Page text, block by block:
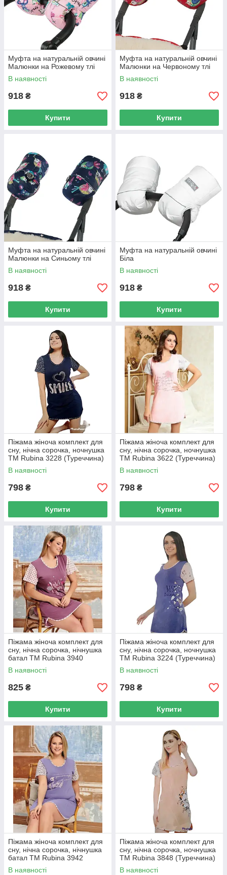
Муфта на натуральній овчині
Малюнки на Рожевому тлі
В наявності
918 ₴
Купити
Муфта на натуральній овчині
Малюнки на Червоному тлі
В наявності
918 ₴
Купити
Муфта на натуральній овчині
Малюнки на Синьому тлі
В наявності
918 ₴
Купити
Муфта на натуральній овчині
Біла
В наявності
918 ₴
Купити
Піжама жіноча комплект для
сну, нічна сорочка, ночнушка
ТМ Rubina 3228 (Туреччина)
В наявності
798 ₴
Купити
Піжама жіноча комплект для
сну, нічна сорочка, ночнушка
ТМ Rubina 3622 (Туреччина)
В наявності
798 ₴
Купити
Піжама жіноча комплект для
сну, нічна сорочка, нічнушка
батал ТМ Rubina 3940
(Туреччина)
В наявності
825 ₴
Купити
Піжама жіноча комплект для
сну, нічна сорочка, ночнушка
ТМ Rubina 3224 (Туреччина)
В наявності
798 ₴
Купити
Піжама жіноча комплект для
сну, нічна сорочка, нічнушка
батал ТМ Rubina 3942
(Туреччина)
В наявності
Піжама жіноча комплект для
сну, нічна сорочка, ночнушка
ТМ Rubina 3848 (Туреччина)
В наявності